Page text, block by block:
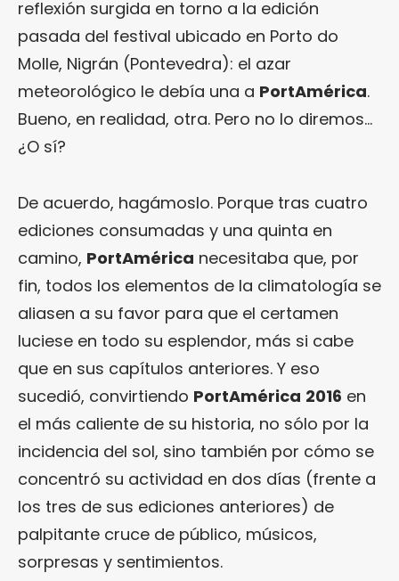
reflexión surgida en torno a la edición
pasada del festival ubicado en Porto do
Molle, Nigrán (Pontevedra): el azar
meteorológico le debía una a PortAmérica.
Bueno, en realidad, otra. Pero no lo diremos…
¿O sí?
De acuerdo, hagámoslo. Porque tras cuatro
ediciones consumadas y una quinta en
camino, PortAmérica necesitaba que, por
fin, todos los elementos de la climatología se
aliasen a su favor para que el certamen
luciese en todo su esplendor, más si cabe
que en sus capítulos anteriores. Y eso
sucedió, convirtiendo PortAmérica 2016 en
el más caliente de su historia, no sólo por la
incidencia del sol, sino también por cómo se
concentró su actividad en dos días (frente a
los tres de sus ediciones anteriores) de
palpitante cruce de público, músicos,
sorpresas y sentimientos.